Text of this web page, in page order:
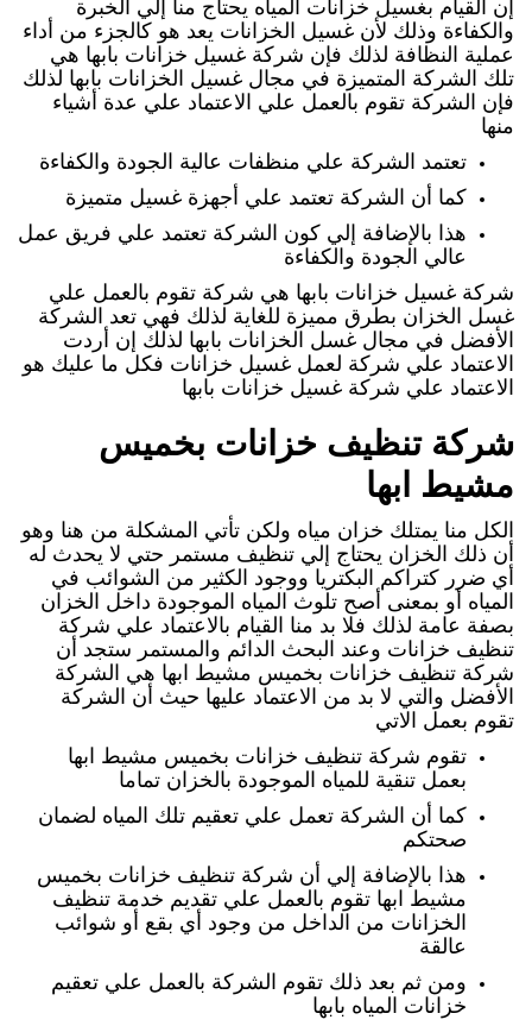
إن القيام بغسيل خزانات المياه يحتاج منا إلي الخبرة
والكفاءة وذلك لأن غسيل الخزانات يعد هو كالجزء من أداء
عملية النظافة لذلك فإن شركة غسيل خزانات بابها هي
تلك الشركة المتميزة في مجال غسيل الخزانات بابها لذلك
فإن الشركة تقوم بالعمل علي الاعتماد علي عدة أشياء
منها
تعتمد الشركة علي منظفات عالية الجودة والكفاءة
كما أن الشركة تعتمد علي أجهزة غسيل متميزة
هذا بالإضافة إلي كون الشركة تعتمد علي فريق عمل
عالي الجودة والكفاءة
شركة غسيل خزانات بابها هي شركة تقوم بالعمل علي
غسل الخزان بطرق مميزة للغاية لذلك فهي تعد الشركة
الأفضل في مجال غسل الخزانات بابها لذلك إن أردت
الاعتماد علي شركة لعمل غسيل خزانات فكل ما عليك هو
الاعتماد علي شركة غسيل خزانات بابها
شركة تنظيف خزانات بخميس
مشيط ابها
الكل منا يمتلك خزان مياه ولكن تأتي المشكلة من هنا وهو
أن ذلك الخزان يحتاج إلي تنظيف مستمر حتي لا يحدث له
أي ضرر كتراكم البكتريا ووجود الكثير من الشوائب في
المياه أو بمعنى أصح تلوث المياه الموجودة داخل الخزان
بصفة عامة لذلك فلا بد منا القيام بالاعتماد علي شركة
تنظيف خزانات وعند البحث الدائم والمستمر ستجد أن
شركة تنظيف خزانات بخميس مشيط ابها هي الشركة
الأفضل والتي لا بد من الاعتماد عليها حيث أن الشركة
تقوم بعمل الاتي
تقوم شركة تنظيف خزانات بخميس مشيط ابها
بعمل تنقية للمياه الموجودة بالخزان تماما
كما أن الشركة تعمل علي تعقيم تلك المياه لضمان
صحتكم
هذا بالإضافة إلي أن شركة تنظيف خزانات بخميس
مشيط ابها تقوم بالعمل علي تقديم خدمة تنظيف
الخزانات من الداخل من وجود أي بقع أو شوائب
عالقة
ومن ثم بعد ذلك تقوم الشركة بالعمل علي تعقيم
خزانات المياه بابها